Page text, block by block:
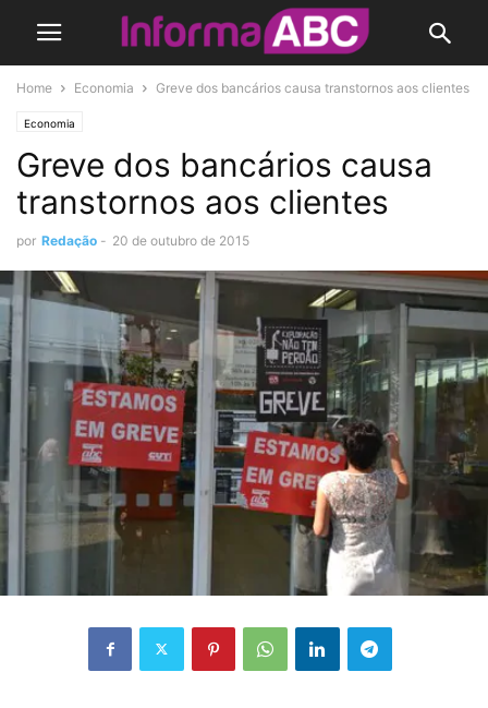
Home Economia Greve dos bancários causa transtornos aos clientes
Economia
Greve dos bancários causa
transtornos aos clientes
por Redação - 20 de outubro de 2015